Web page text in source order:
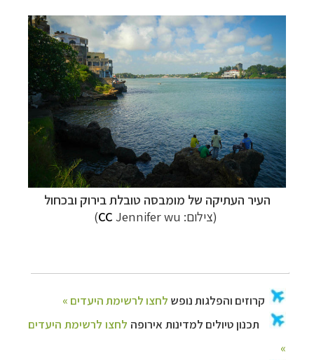
העיר העתיקה של מומבסה טובלת בירוק ובכחול
(צילום:
CC Jennifer wu)